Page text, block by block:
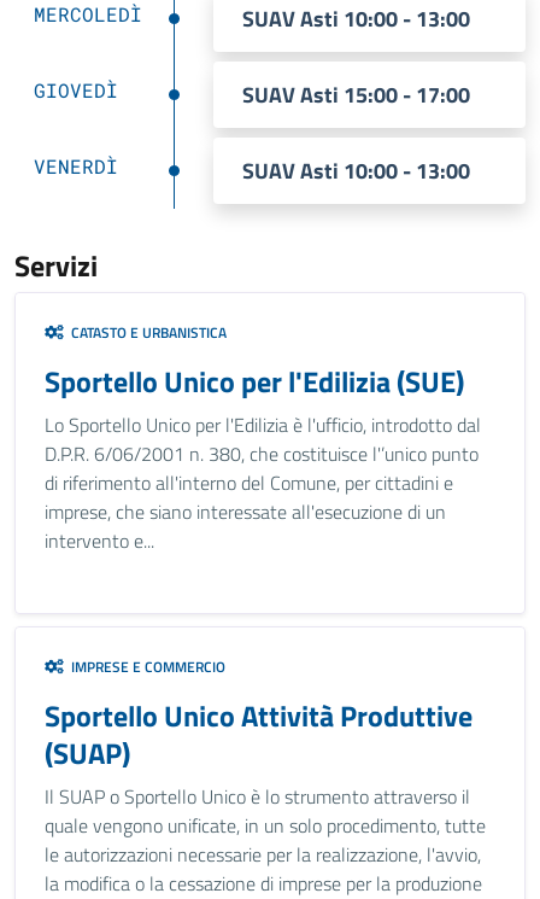
MERCOLEDÌ SUAV Asti 10:00 - 13:00
GIOVEDÌ SUAV Asti 15:00 - 17:00
VENERDÌ SUAV Asti 10:00 - 13:00
Servizi
CATASTO E URBANISTICA
Sportello Unico per l'Edilizia (SUE)
Lo Sportello Unico per l'Edilizia è l'ufficio, introdotto dal
D.P.R. 6/06/2001 n. 380, che costituisce l'’unico punto
di riferimento all'interno del Comune, per cittadini e
imprese, che siano interessate all'esecuzione di un
intervento e...
IMPRESE E COMMERCIO
Sportello Unico Attività Produttive
(SUAP)
Il SUAP o Sportello Unico è lo strumento attraverso il
quale vengono unificate, in un solo procedimento, tutte
le autorizzazioni necessarie per la realizzazione, l'avvio,
la modifica o la cessazione di imprese per la produzione